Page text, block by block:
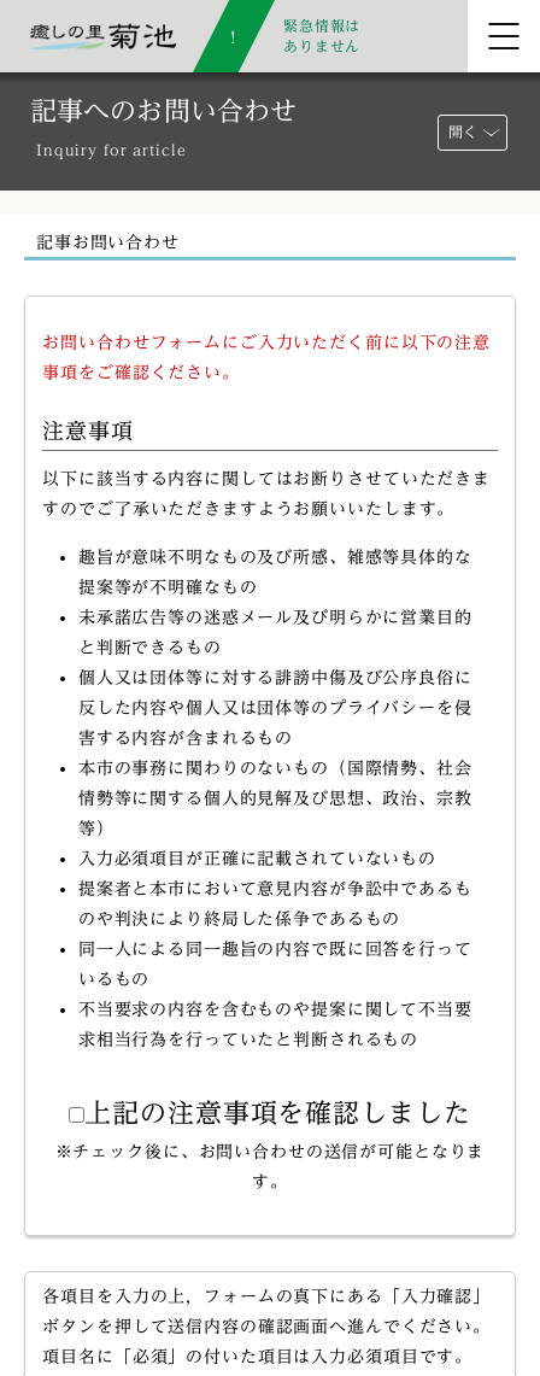
緊急情報は
ありません
記事へのお問い合わせ
Inquiry for article
開く
記事お問い合わせ
お問い合わせフォームにご入力いただく前に以下の注意
事項をご確認ください。
注意事項
以下に該当する内容に関してはお断りさせていただきま
すのでご了承いただきますようお願いいたします。
趣旨が意味不明なもの及び所感、雑感等具体的な
提案等が不明確なもの
未承諾広告等の迷惑メール及び明らかに営業目的
と判断できるもの
個人又は団体等に対する誹謗中傷及び公序良俗に
反した内容や個人又は団体等のプライバシーを侵
害する内容が含まれるもの
本市の事務に関わりのないもの（国際情勢、社会
情勢等に関する個人的見解及び思想、政治、宗教
等）
入力必須項目が正確に記載されていないもの
提案者と本市において意見内容が争訟中であるも
のや判決により終局した係争であるもの
同一人による同一趣旨の内容で既に回答を行って
いるもの
不当要求の内容を含むものや提案に関して不当要
求相当行為を行っていたと判断されるもの
上記の注意事項を確認しました
※チェック後に、お問い合わせの送信が可能となりま
す。
各項目を入力の上，フォームの真下にある「入力確認」
ボタンを押して送信内容の確認画面へ進んでください。
項目名に「必須」の付いた項目は入力必須項目です。